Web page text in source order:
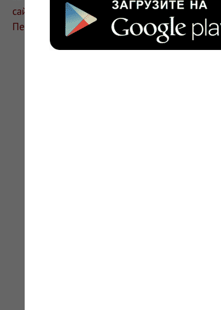
сайте для ознакомления и не является
Перед применением необходима